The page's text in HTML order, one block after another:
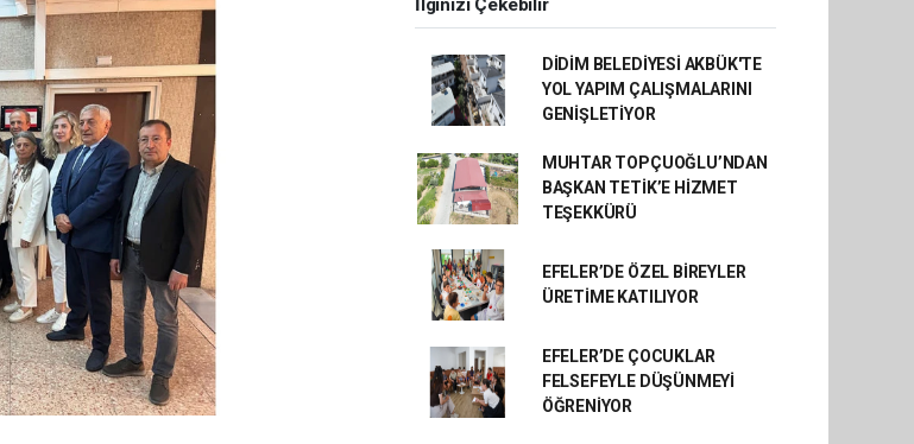
İlginizi Çekebilir
DİDİM BELEDİYESİ AKBÜK'TE
YOL YAPIM ÇALIŞMALARINI
GENİŞLETİYOR
MUHTAR TOPÇUOĞLU’NDAN
BAŞKAN TETİK’E HİZMET
TEŞEKKÜRÜ
EFELER’DE ÖZEL BİREYLER
ÜRETİME KATILIYOR
EFELER’DE ÇOCUKLAR
FELSEFEYLE DÜŞÜNMEYİ
ÖĞRENİYOR